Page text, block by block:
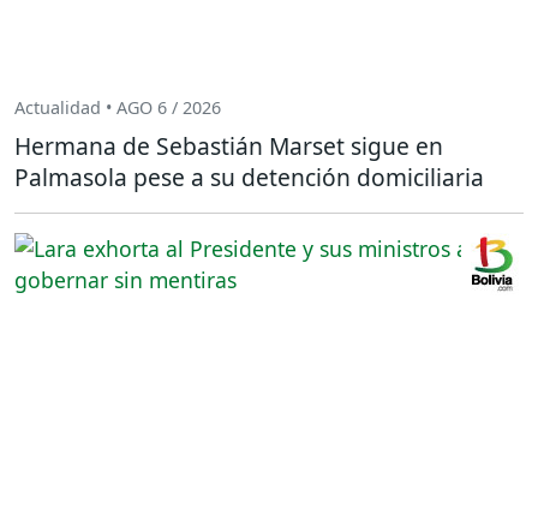
Actualidad • AGO 6 / 2026
Hermana de Sebastián Marset sigue en
Palmasola pese a su detención domiciliaria